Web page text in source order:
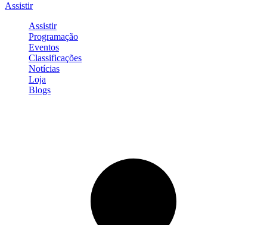
Assistir
Assistir
Programação
Eventos
Classificações
Notícias
Loja
Blogs